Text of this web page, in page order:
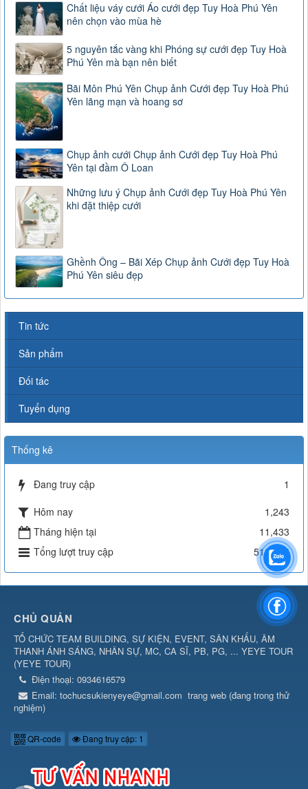
Chất liệu váy cưới Áo cưới đẹp Tuy Hoà Phú Yên
nên chọn vào mùa hè
5 nguyên tắc vàng khi Phóng sự cưới đẹp Tuy Hoà
Phú Yên mà bạn nên biết
Bãi Môn Phú Yên Chụp ảnh Cưới đẹp Tuy Hoà Phú
Yên lãng mạn và hoang sơ
Chụp ảnh cưới Chụp ảnh Cưới đẹp Tuy Hoà Phú
Yên tại đầm Ô Loan
Những lưu ý Chụp ảnh Cưới đẹp Tuy Hoà Phú Yên
khi đặt thiệp cưới
Ghềnh Ông – Bãi Xép Chụp ảnh Cưới đẹp Tuy Hoà
Phú Yên siêu đẹp
Tin tức
Sản phẩm
Đối tác
Tuyển dụng
Thống kê
Đang truy cập
1
Hôm nay
1,243
Tháng hiện tại
11,433
Tổng lượt truy cập
512,395
CHỦ QUẢN
TỔ CHỨC TEAM BUILDING, SỰ KIỆN, EVENT, SÂN KHẤU, ÂM
THANH ÁNH SÁNG, NHÂN SỰ, MC, CA SĨ, PB, PG, ... YEYE TOUR
(YEYE TOUR)
Điện thoại: 0934616579
Email: tochucsukienyeye@gmail.com trang web (đang trong thử
nghiệm)
QR-code Đang truy cập: 1